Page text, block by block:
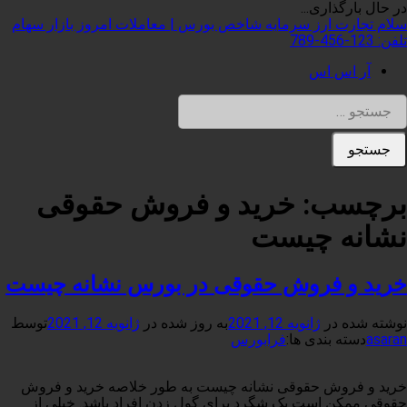
در حال بارگذاری...
رفتن
به
سلام تجارت ارز سرمایه شاخص بورس | معاملات امروز بازار سهام
تلفن: 123-456-789
آر اس اس
جستجو برای:
برچسب: خرید و فروش حقوقی
نشانه چیست
خرید و فروش حقوقی در بورس نشانه چیست
نوشته شده در ژانویه 12, 2021 به روز شده در ژانویه 12, 2021
توسط
asaranدسته بندی ها:فرابورس
خرید و فروش حقوقی نشانه چیست به طور خلاصه خرید و فروش
حقوقی ممکن است یک شگرد برای گول زدن افراد باشد. خیلی از